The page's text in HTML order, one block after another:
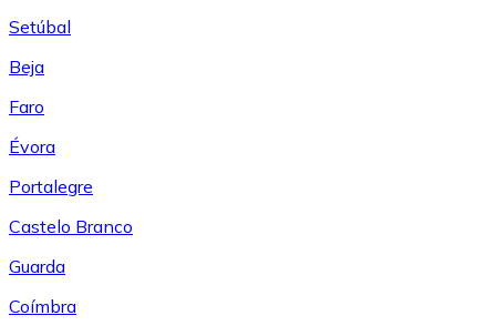
Setúbal
Beja
Faro
Évora
Portalegre
Castelo Branco
Guarda
Coímbra